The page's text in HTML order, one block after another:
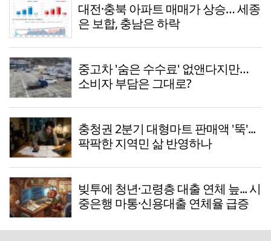
대전·충북 아파트 매매가 상승… 세종
은 보합, 충남은 하락
중고차 '숨은 수수료' 없앤다지만…
소비자 부담은 그대로?
충청권 2분기 대형마트 판매액 '뚝'...
팍팍한 지역민 삶 반영하나
빚투에 청년·고령층 대출 연체 늪... 시
중은행 마통·신용대출 연체율 급증